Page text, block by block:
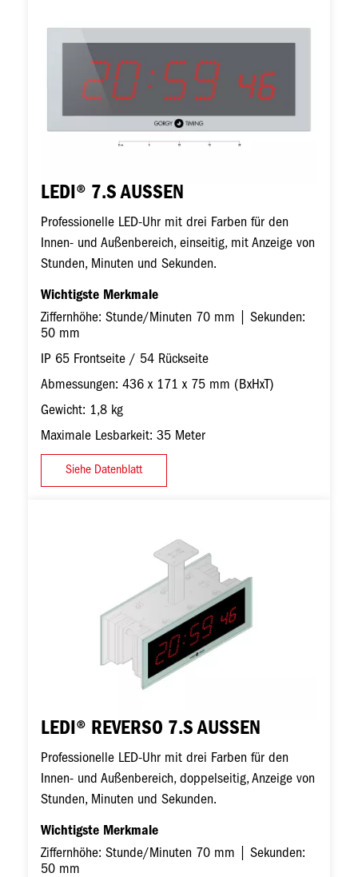
LEDI® 7.S AUSSEN
Professionelle LED-Uhr mit drei Farben für den
Innen- und Außenbereich, einseitig, mit Anzeige von
Stunden, Minuten und Sekunden.
Wichtigste Merkmale
Ziffernhöhe: Stunde/Minuten 70 mm | Sekunden:
50 mm
IP 65 Frontseite / 54 Rückseite
Abmessungen: 436 x 171 x 75 mm (BxHxT)
Gewicht: 1,8 kg
Maximale Lesbarkeit: 35 Meter
Siehe Datenblatt
LEDI® REVERSO 7.S AUSSEN
Professionelle LED-Uhr mit drei Farben für den
Innen- und Außenbereich, doppelseitig, Anzeige von
Stunden, Minuten und Sekunden.
Wichtigste Merkmale
Ziffernhöhe: Stunde/Minuten 70 mm | Sekunden:
50 mm